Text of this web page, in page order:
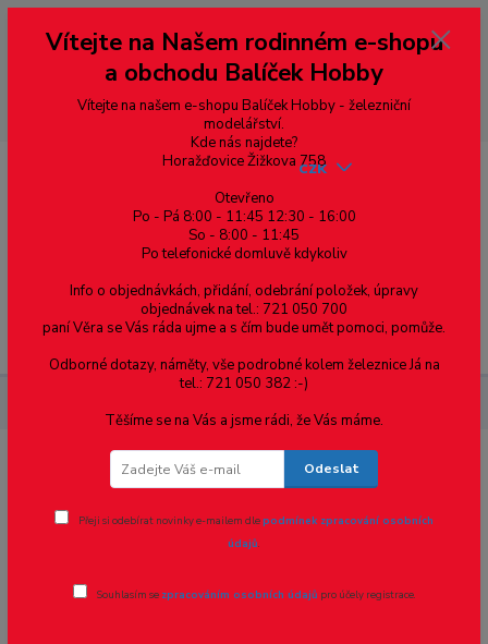
--- pro zákazníky ze Slovenska a jiných zemí, pokud chcete platit v eurech
přepněte si e-shop na euro 💶 pro přepočet měny - pravý horní roh ---
dobírky – pokud si z nějakého důvodu zásilku nevyzvednete, bude po
domluvě zaslána znovu s opětovnou platbou za poštovné, v opačném
případě bude zrušena a účet přidán na blacklist a rušeny následující
objednávky.
Menu
CZK
ST6,štěrk žlutý,prachový,0-
0,3mm,250ml
Vítejte na Našem rodinném e-shopu
a obchodu Balíček Hobby
Vítejte na našem e-shopu Balíček Hobby - železniční
modelářství.
Kde nás najdete?
Horažďovice Žižkova 758
Otevřeno
Po - Pá 8:00 - 11:45 12:30 - 16:00
So - 8:00 - 11:45
Po telefonické domluvě kdykoliv
Info o objednávkách, přidání, odebrání položek, úpravy
objednávek na tel.: 721 050 700
paní Věra se Vás ráda ujme a s čím bude umět pomoci, pomůže.
Odborné dotazy, náměty, vše podrobné kolem železnice Já na
tel.: 721 050 382 :-)
Těšíme se na Vás a jsme rádi, že Vás máme.
Odeslat
Přeji si odebírat novinky e-mailem dlepodmínek zpracování osobních
údajů.
Souhlasím se zpracováním osobních údajů pro účely registrace.